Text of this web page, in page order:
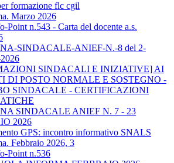
formazione flc cgil
Marzo 2026
Point n.543 - Carta del docente a.s.
SINDACALE-ANIEF-N.-8 del 2-
SINDACALI E INIZIATIVE] AI
DI POSTO NORMALE E SOSTEGNO -
SINDACALE - CERTIFICAZIONI
SINDACALE ANIEF N. 7 - 23
2026
GPS: incontro informativo SNALS
Febbraio 2026, 3
Point n.536